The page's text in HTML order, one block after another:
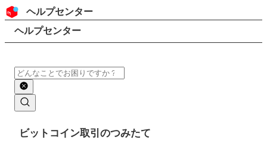
コンテンツにスキップ
ヘッダー
ヘルプセンター
検索
パンくずリスト
ヘルプセンター
検索
メインコンテンツ
ビットコイン取引のつみたて